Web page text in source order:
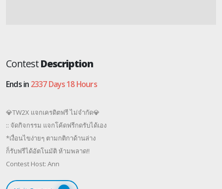
ContestDescription
Ends in 2337 Days 18 Hours
💎TW2X แจ กเคร ดิตฟรี ไม่จำกัด💎​
:: จัดกิจกรรม แจกโค้ดฟรีกดรับได้เอง
*เงื่อนไขง่ายๆ ตามกติกาด้านล่าง
ก็รับฟรีได้อัตโนมัติ ห้ามพลาด!!
Contest Host: Ann